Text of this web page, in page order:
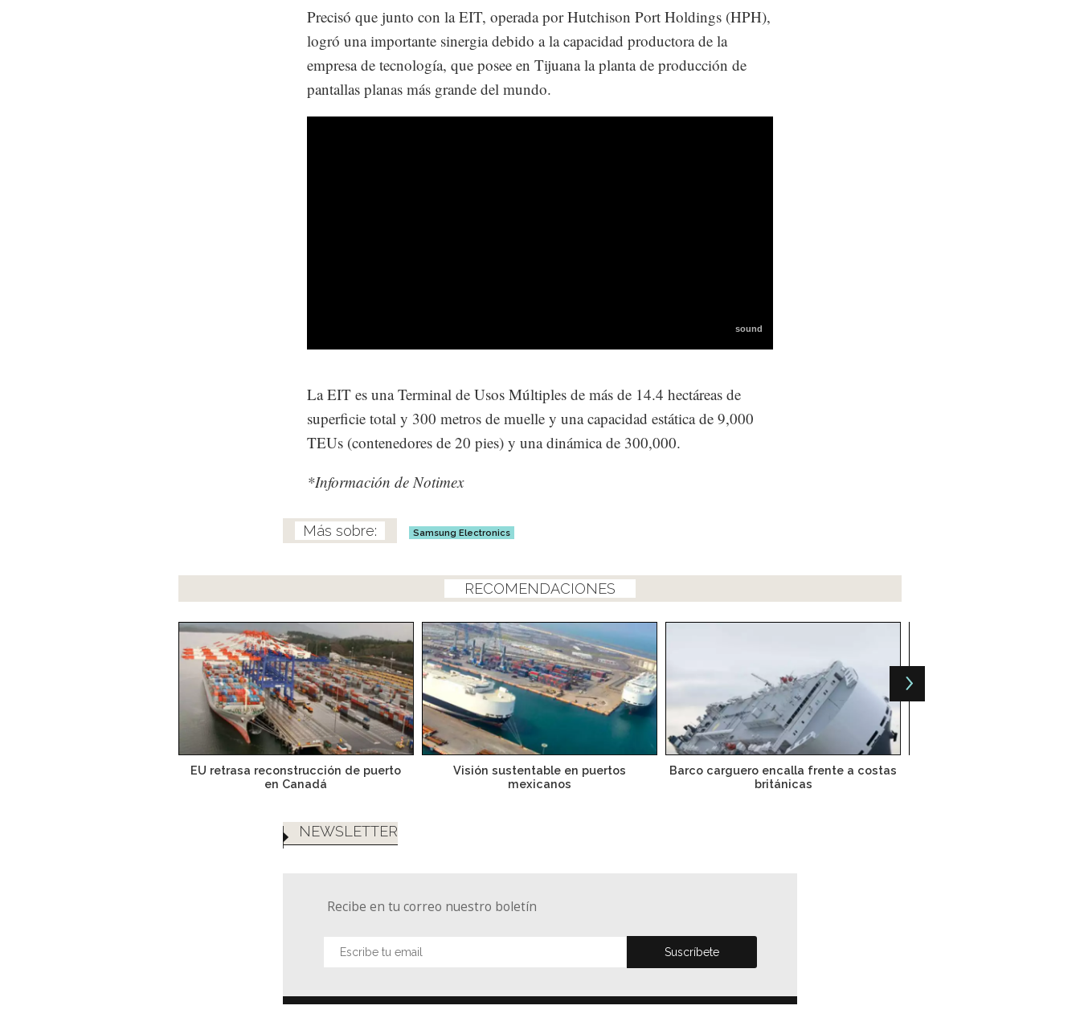
Precisó que junto con la EIT, operada por Hutchison Port Holdings (HPH),
logró una importante sinergia debido a la capacidad productora de la
empresa de tecnología, que posee en Tijuana la planta de producción de
pantallas planas más grande del mundo.
La EIT es una Terminal de Usos Múltiples de más de 14.4 hectáreas de
superficie total y 300 metros de muelle y una capacidad estática de 9,000
TEUs (contenedores de 20 pies) y una dinámica de 300,000.
*Información de Notimex
Samsung Electronics
RECOMENDACIONES
EU retrasa reconstrucción de puerto
en Canadá
Visión sustentable en puertos
mexicanos
Barco carguero encalla frente a costas
británicas
NEWSLETTER
Recibe en tu correo nuestro boletín